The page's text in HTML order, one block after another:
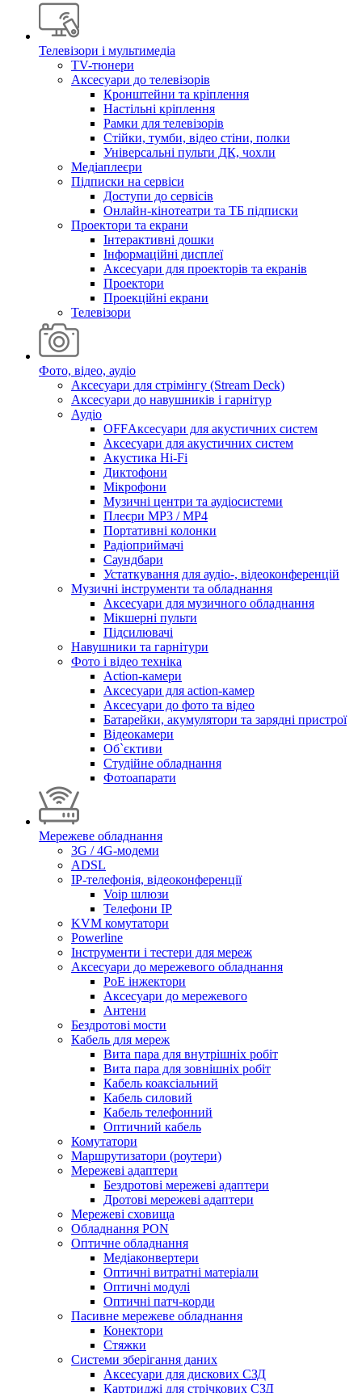
Телевізори і мультимедіа
TV-тюнери
Аксесуари до телевізорів
Кронштейни та кріплення
Настільні кріплення
Рамки для телевізорів
Стійки, тумби, відео стіни, полки
Універсальні пульти ДК, чохли
Медіаплеєри
Підписки на сервіси
Доступи до сервісів
Онлайн-кінотеатри та ТБ підписки
Проектори та екрани
Інтерактивні дошки
Інформаційні дисплеї
Аксесуари для проекторів та екранів
Проектори
Проекційні екрани
Телевізори
Фото, відео, аудіо
Аксесуари для стрімінгу (Stream Deck)
Аксесуари до навушників і гарнітур
Аудіо
OFFАксесуари для акустичних систем
Аксесуари для акустичних систем
Акустика Hi-Fi
Диктофони
Мікрофони
Музичні центри та аудіосистеми
Плеєри MP3 / MP4
Портативні колонки
Радіоприймачі
Саундбари
Устаткування для аудіо-, відеоконференцій
Музичні інструменти та обладнання
Аксесуари для музичного обладнання
Мікшерні пульти
Підсилювачі
Навушники та гарнітури
Фото і відео техніка
Action-камери
Аксесуари для action-камер
Аксесуари до фото та відео
Батарейки, акумулятори та зарядні пристрої
Відеокамери
Об`єктиви
Студійне обладнання
Фотоапарати
Мережеве обладнання
3G / 4G-модеми
ADSL
IP-телефонія, відеоконференції
Voip шлюзи
Телефони IP
KVM комутатори
Powerline
Інструменти і тестери для мереж
Аксесуари до мережевого обладнання
PoE інжектори
Аксесуари до мережевого
Антени
Бездротові мости
Кабель для мереж
Вита пара для внутрішніх робіт
Вита пара для зовнішніх робіт
Кабель коаксіальний
Кабель силовий
Кабель телефонний
Оптичний кабель
Комутатори
Маршрутизатори (роутери)
Мережеві адаптери
Бездротові мережеві адаптери
Дротові мережеві адаптери
Мережеві сховища
Обладнання PON
Оптичне обладнання
Медіаконвертери
Оптичні витратні матеріали
Оптичні модулі
Оптичні патч-корди
Пасивне мережеве обладнання
Конектори
Стяжки
Системи зберігання даних
Аксесуари для дискових СЗД
Картриджі для стрічкових СЗД